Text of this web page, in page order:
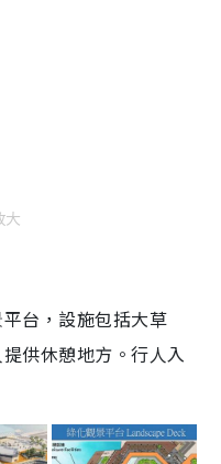
大
台，設施包括大草
供休憩地方。行人入